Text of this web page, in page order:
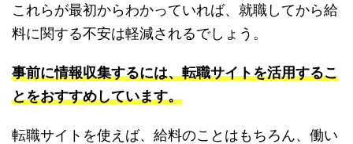
これらが最初からわかっていれば、就職してから給
料に関する不安は軽減されるでしょう。
事前に情報収集するには、転職サイトを活用するこ
とをおすすめしています。
転職サイトを使えば、給料のことはもちろん、働い